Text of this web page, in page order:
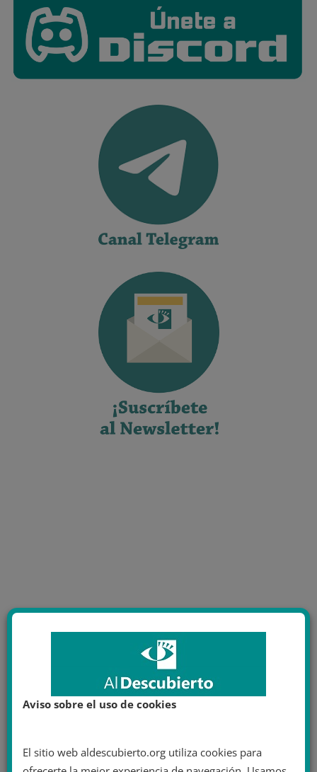
Aviso sobre el uso de cookies
El sitio web aldescubierto.org utiliza cookies para